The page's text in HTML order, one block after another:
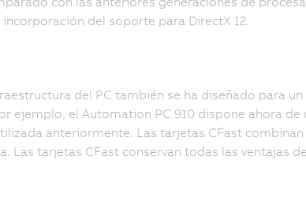
del soporte para DirectX 12.
del PC también se ha diseñado para
ejemplo, el Automation PC 910 dispone ahora de
anteriormente. Las tarjetas CFast
Las tarjetas CFast conservan todas las ventajas